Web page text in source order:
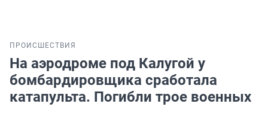
ПРОИСШЕСТВИЯ
На аэродроме под Калугой у
бомбардировщика сработала
катапульта. Погибли трое военных